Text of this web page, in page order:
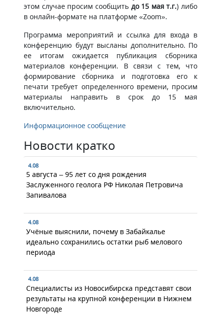
этом случае просим сообщить до 15 мая т.г.) либо
в онлайн-формате на платформе «Zoom».
Программа мероприятий и ссылка для входа в
конференцию будут высланы дополнительно. По
ее итогам ожидается публикация сборника
материалов конференции. В связи с тем, что
формирование сборника и подготовка его к
печати требует определенного времени, просим
материалы направить в срок до 15 мая
включительно.
Информационное сообщение
Новости кратко
4.08
5 августа – 95 лет со дня рождения
Заслуженного геолога РФ Николая Петровича
Запивалова
4.08
Учёные выяснили, почему в Забайкалье
идеально сохранились остатки рыб мелового
периода
4.08
Специалисты из Новосибирска представят свои
результаты на крупной конференции в Нижнем
Новгороде